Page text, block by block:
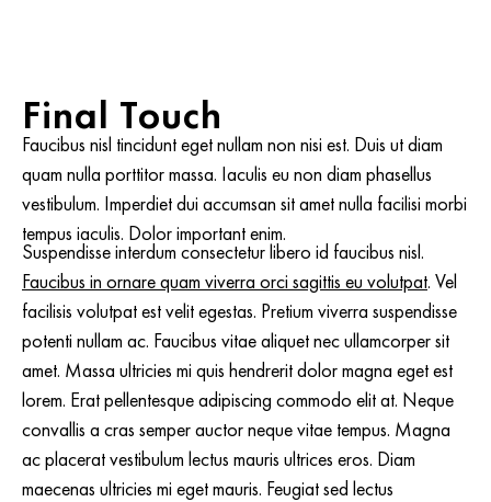
Final Touch
Faucibus nisl tincidunt eget nullam non nisi est. Duis ut diam
quam nulla porttitor massa. Iaculis eu non diam phasellus
vestibulum. Imperdiet dui accumsan sit amet nulla facilisi morbi
tempus iaculis. Dolor important enim.
Suspendisse interdum consectetur libero id faucibus nisl.
Faucibus in ornare quam viverra orci sagittis eu volutpat. Vel
facilisis volutpat est velit egestas. Pretium viverra suspendisse
potenti nullam ac. Faucibus vitae aliquet nec ullamcorper sit
amet. Massa ultricies mi quis hendrerit dolor magna eget est
lorem. Erat pellentesque adipiscing commodo elit at. Neque
convallis a cras semper auctor neque vitae tempus. Magna
ac placerat vestibulum lectus mauris ultrices eros. Diam
maecenas ultricies mi eget mauris. Feugiat sed lectus